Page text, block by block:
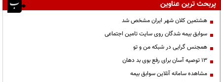
پربحث ترین عناوین
هشتمین کلان شهر ایران مشخص شد
سوابق بیمه شدگان روی سایت تامین اجتماعی
همجنس گرایی در شبکه من و تو
13 توصیه آسان برای رفع بوی بد دهان
مشاهده سامانه آنلاين سوابق بیمه